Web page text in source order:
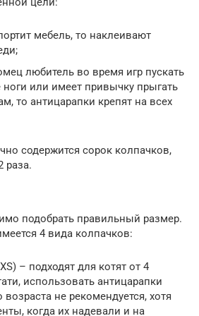
мебель, то наклеивают
любитель во время игр пускать
ноги или имеет привычку прыгать
то антицарапки крепят на всех
содержится сорок колпачков,
раза.
подобрать правильный размер.
4 вида колпачков:
– подходят для котят от 4
использовать антицарапки
возраста не рекомендуется, хотя
когда их надевали и на